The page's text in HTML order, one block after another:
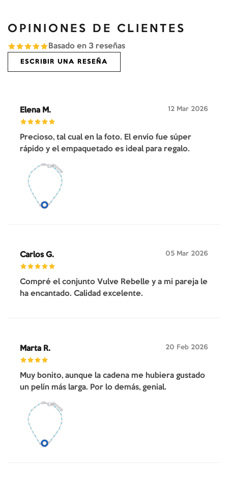
OPINIONES DE CLIENTES
Basado en 3 reseñas
ESCRIBIR UNA RESEÑA
Elena M. 12 Mar 2026
Precioso, tal cual en la foto. El envío fue súper
rápido y el empaquetado es ideal para regalo.
Carlos G. 05 Mar 2026
Compré el conjunto Vulve Rebelle y a mi pareja le
ha encantado. Calidad excelente.
Marta R. 20 Feb 2026
Muy bonito, aunque la cadena me hubiera gustado
un pelín más larga. Por lo demás, genial.